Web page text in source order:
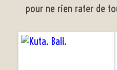
pour ne rien rater de